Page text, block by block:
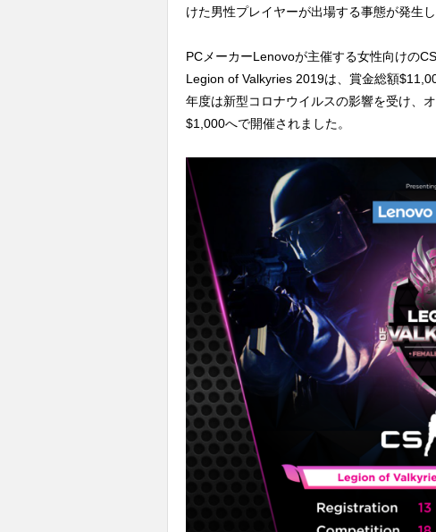
けた男性プレイヤーが出場する事態が発生し
PCメーカーLenovoが主催する女性向けの
Legion of Valkyries 2019は、賞金総額
年度は新型コロナウイルスの影響を受け、
$1,000へで開催されました。